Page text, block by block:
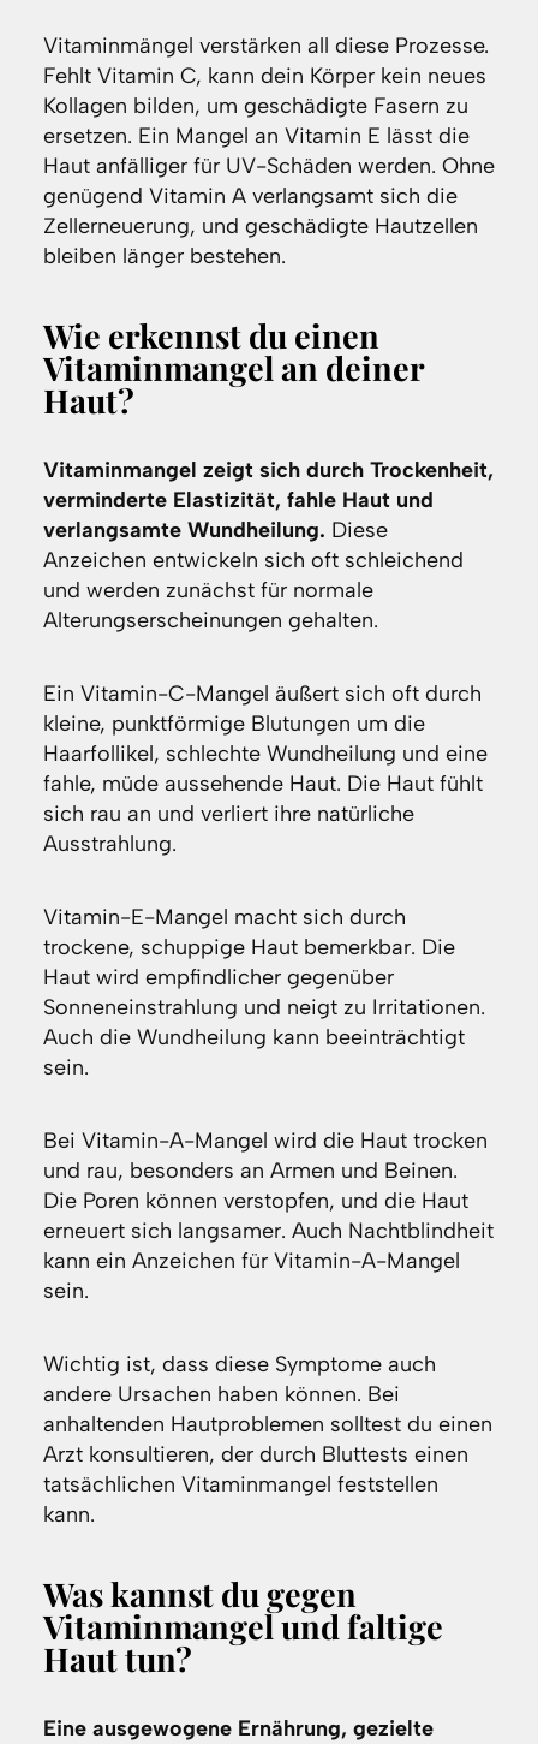
Vitaminmängel verstärken all diese Prozesse.
Fehlt Vitamin C, kann dein Körper kein neues
Kollagen bilden, um geschädigte Fasern zu
ersetzen. Ein Mangel an Vitamin E lässt die
Haut anfälliger für UV-Schäden werden. Ohne
genügend Vitamin A verlangsamt sich die
Zellerneuerung, und geschädigte Hautzellen
bleiben länger bestehen.
Wie erkennst du einen
Vitaminmangel an deiner
Haut?
Vitaminmangel zeigt sich durch Trockenheit,
verminderte Elastizität, fahle Haut und
verlangsamte Wundheilung. Diese
Anzeichen entwickeln sich oft schleichend
und werden zunächst für normale
Alterungserscheinungen gehalten.
Ein Vitamin-C-Mangel äußert sich oft durch
kleine, punktförmige Blutungen um die
Haarfollikel, schlechte Wundheilung und eine
fahle, müde aussehende Haut. Die Haut fühlt
sich rau an und verliert ihre natürliche
Ausstrahlung.
Vitamin-E-Mangel macht sich durch
trockene, schuppige Haut bemerkbar. Die
Haut wird empfindlicher gegenüber
Sonneneinstrahlung und neigt zu Irritationen.
Auch die Wundheilung kann beeinträchtigt
sein.
Bei Vitamin-A-Mangel wird die Haut trocken
und rau, besonders an Armen und Beinen.
Die Poren können verstopfen, und die Haut
erneuert sich langsamer. Auch Nachtblindheit
kann ein Anzeichen für Vitamin-A-Mangel
sein.
Wichtig ist, dass diese Symptome auch
andere Ursachen haben können. Bei
anhaltenden Hautproblemen solltest du einen
Arzt konsultieren, der durch Bluttests einen
tatsächlichen Vitaminmangel feststellen
kann.
Was kannst du gegen
Vitaminmangel und faltige
Haut tun?
Eine ausgewogene Ernährung, gezielte